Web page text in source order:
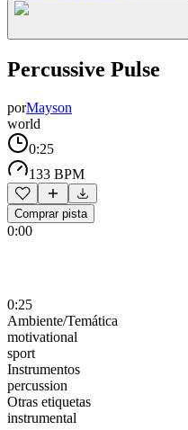
Percussive Pulse
porMayson
world
0:25
133 BPM
Comprar pista
0:00
0:25
Ambiente/Temática
motivational
sport
Instrumentos
percussion
Otras etiquetas
instrumental